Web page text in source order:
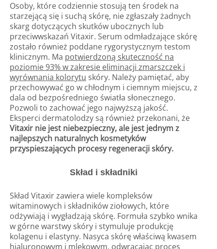
Osoby, które codziennie stosują ten środek na
starzejącą się i suchą skórę, nie zgłaszały żadnych
skarg dotyczących skutków ubocznych lub
przeciwwskazań Vitaxir. Serum odmładzające skórę
zostało również poddane rygorystycznym testom
klinicznym. Ma potwierdzoną skuteczność na
poziomie 93% w zakresie eliminacji zmarszczek i
wyrównania kolorytu skóry. Należy pamiętać, aby
przechowywać go w chłodnym i ciemnym miejscu, z
dala od bezpośredniego światła słonecznego.
Pozwoli to zachować jego najwyższą jakość.
Eksperci dermatolodzy są również przekonani, że
Vitaxir nie jest niebezpieczny, ale jest jednym z
najlepszych naturalnych kosmetyków
przyspieszających procesy regeneracji skóry.
Skład i składniki
Skład Vitaxir zawiera wiele kompleksów
witaminowych i składników ziołowych, które
odżywiają i wygładzają skórę. Formuła szybko wnika
w górne warstwy skóry i stymuluje produkcję
kolagenu i elastyny. Nasyca skórę właściwą kwasem
hialuronowym i mlekowym, odwracając proces